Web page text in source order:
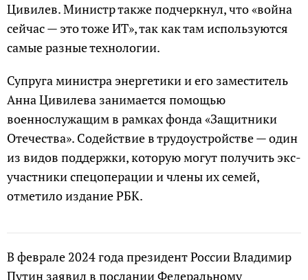
Цивилев. Министр также подчеркнул, что «война
сейчас — это тоже ИТ», так как там используются
самые разные технологии.
Супруга министра энергетики и его заместитель
Анна Цивилева занимается помощью
военнослужащим в рамках фонда «Защитники
Отечества». Содействие в трудоустройстве — один
из видов поддержки, которую могут получить экс-
участники спецоперации и члены их семей,
отметило издание РБК.
В феврале 2024 года президент России Владимир
Путин заявил в послании Федеральному